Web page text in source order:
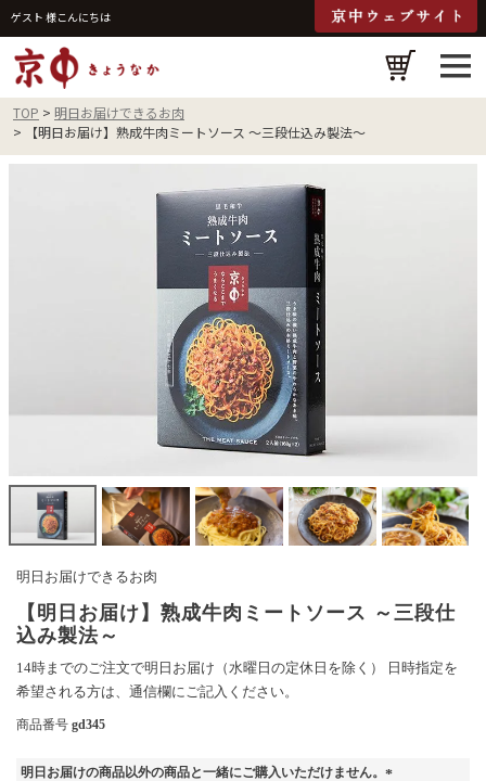
ゲスト 様こんにちは
TOP
明日お届けできるお肉
【明日お届け】熟成牛肉ミートソース ～三段仕込み製法～
明日お届けできるお肉
【明日お届け】熟成牛肉ミートソース ～三段仕
込み製法～
14時までのご注文で明日お届け（水曜日の定休日を除く） 日時指定を
希望される方は、通信欄にご記入ください。
商品番号 gd345
明日お届けの商品以外の商品と一緒にご購入いただけません。